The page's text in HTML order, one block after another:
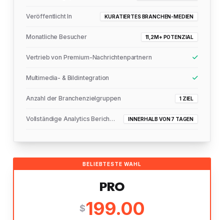
Veröffentlicht In KURATIERTES BRANCHEN-MEDIEN
Monatliche Besucher 11,2M+ POTENZIAL
Vertrieb von Premium-Nachrichtenpartnern
Multimedia- & Bildintegration
Anzahl der Branchenzielgruppen 1 ZIEL
Vollständige Analytics Berichtszustellung INNERHALB VON 7 TAGEN
BELIEBTESTE WAHL
PRO
$199.00